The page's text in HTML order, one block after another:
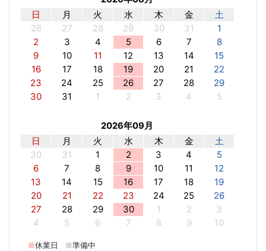
日 月 火 水 木 金
土
26
27 28 29 30 31
1
2
3 4 5 6 7
8
9
10 11 12 13 14
15
16
17 18 19 20 21
22
23
24 25 26 27 28
29
30
31 1 2 3 4 5
2026年09月
日 月 火 水 木 金
土
30
31 1 2 3 4
5
6
7 8 9 10 11
12
13
14 15 16 17 18
19
20
21 22 23 24 25
26
27
28 29 30 1 2
3
4
5 6 7 8 9 10
■休業日 ■準備中